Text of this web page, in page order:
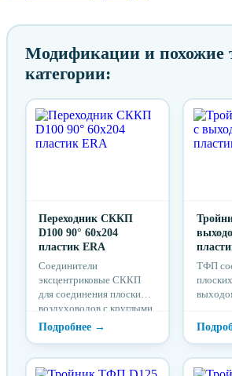
Модификации и похожие
категории:
Переходник СККП
D100 90° 60х204
пластик ERA
Соединители
эксцентриковые СККП
для соединения плоских
воздуховодов с круглыми
ТФП